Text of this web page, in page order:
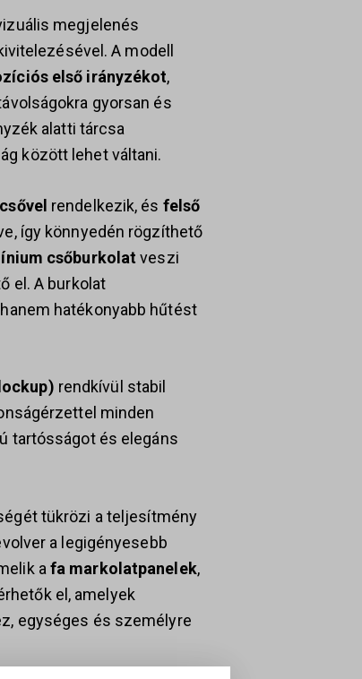
megjelenés
A modell
első irányzékot,
gyorsan és
alatti tárcsa
között lehet váltani.
rendelkezik, és felső
így könnyedén rögzíthető
csőburkolat veszi
el. A burkolat
hatékonyabb hűtést
rendkívül stabil
minden
tartósságot és elegáns
tükrözi a teljesítmény
a legigényesebb
a fa markolatpanelek,
el, amelyek
egységes és személyre